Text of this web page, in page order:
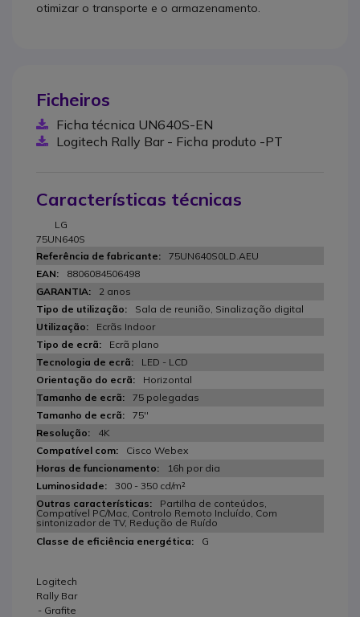
otimizar o transporte e o armazenamento.
Ficheiros
Ficha técnica UN640S-EN
Logitech Rally Bar - Ficha produto -PT
Características técnicas
LG
75UN640S
75UN640S0LD.AEU
8806084506498
2 anos
Sala de reunião, Sinalização digital
Ecrãs Indoor
Ecrã plano
LED - LCD
Horizontal
75 polegadas
75''
4K
Cisco Webex
16h por dia
300 - 350 cd/m²
Partilha de conteúdos,
Compatível PC/Mac, Controlo Remoto Incluído, Com
sintonizador de TV, Redução de Ruído
G
Logitech
Rally Bar
- Grafite